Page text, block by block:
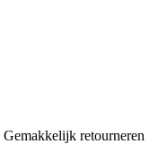
Gemakkelijk retourneren